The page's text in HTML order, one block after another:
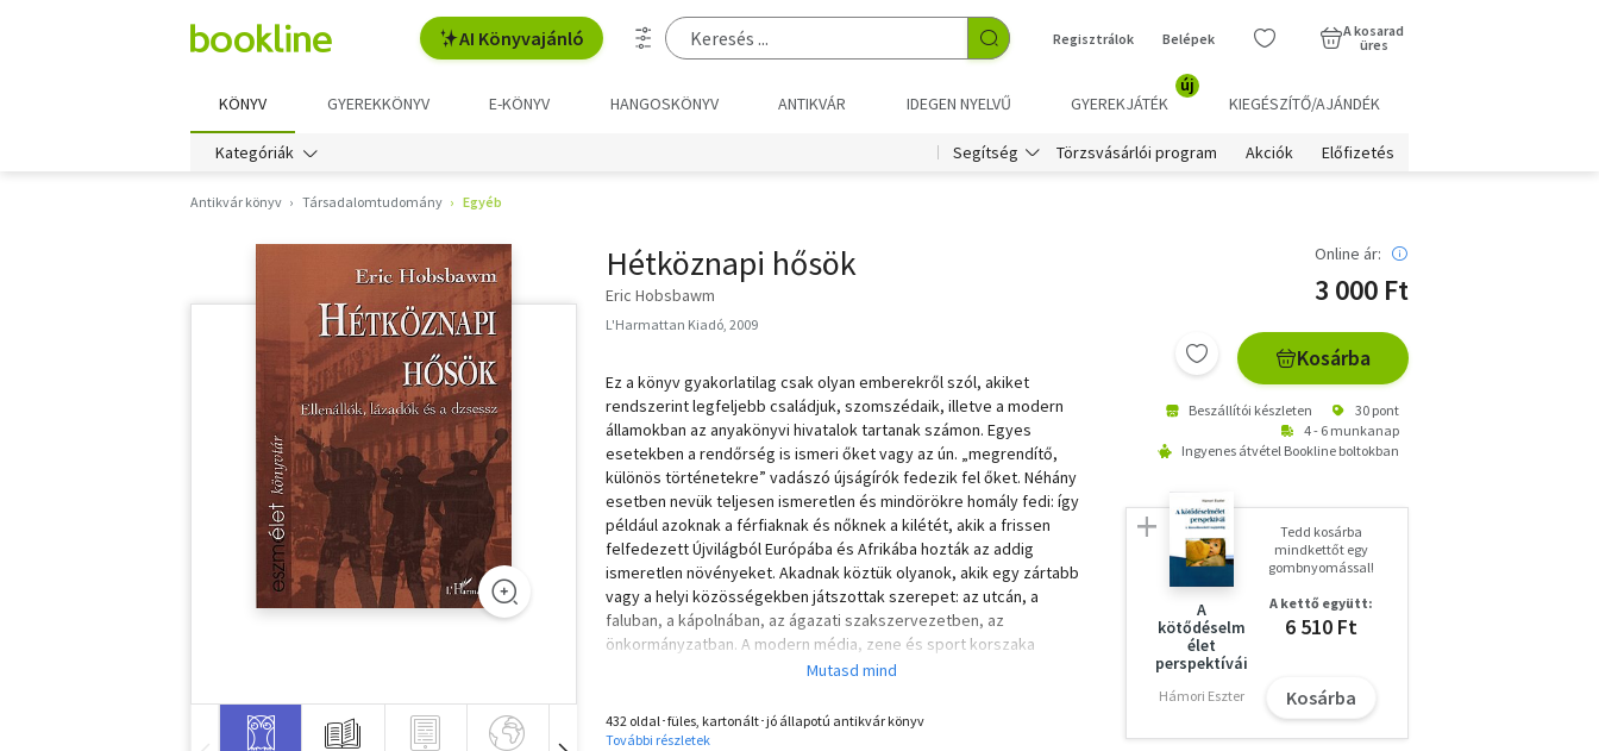
AI Könyvajánló Regisztrálok Belépek
A kosarad
üres
KÖNYV GYEREKKÖNYV E-KÖNYV HANGOSKÖNYV ANTIKVÁR IDEGEN NYELVŰ GYEREKJÁTÉK
új
KIEGÉSZÍTŐ/AJÁNDÉK
Kategóriák Segítség Törzsvásárlói program Akciók Előfizetés
Antikvár könyv Társadalomtudomány Egyéb
Hétköznapi hősök
Eric Hobsbawm
L'Harmattan Kiadó, 2009
Ez a könyv gyakorlatilag csak olyan emberekről szól, akiket
rendszerint legfeljebb családjuk, szomszédaik, illetve a modern
államokban az anyakönyvi hivatalok tartanak számon. Egyes
esetekben a rendőrség is ismeri őket vagy az ún. „megrendítő,
különös történetekre” vadászó újságírók fedezik fel őket. Néhány
esetben nevük teljesen ismeretlen és mindörökre homály fedi: így
például azoknak a férfiaknak és nőknek a kilétét, akik a frissen
felfedezett Újvilágból Európába és Afrikába hozták az addig
ismeretlen növényeket. Akadnak köztük olyanok, akik egy zártabb
vagy a helyi közösségekben játszottak szerepet: az utcán, a
faluban, a kápolnában, az ágazati szakszervezetben, az
önkormányzatban. A modern média, zene és sport korszaka
személyes jelentőséget biztosít olyan szereplőknek, akik korábban
432 oldal･füles, kartonált･jó állapotú antikvár könyv
További részletek
Online ár:
3 000 Ft
Kosárba
Beszállítói készleten
30 pont
4 - 6 munkanap
Ingyenes átvétel Bookline boltokban
A
kötődéselm
élet
perspektívái
Hámori Eszter
Tedd kosárba
mindkettőt egy
gombnyomással!
A kettő együtt:
6 510 Ft
Kosárba